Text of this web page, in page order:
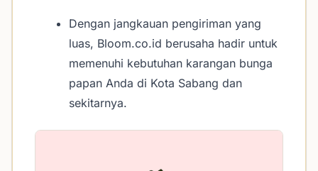
Dengan jangkauan pengiriman yang
luas, Bloom.co.id berusaha hadir untuk
memenuhi kebutuhan karangan bunga
papan Anda di Kota Sabang dan
sekitarnya.